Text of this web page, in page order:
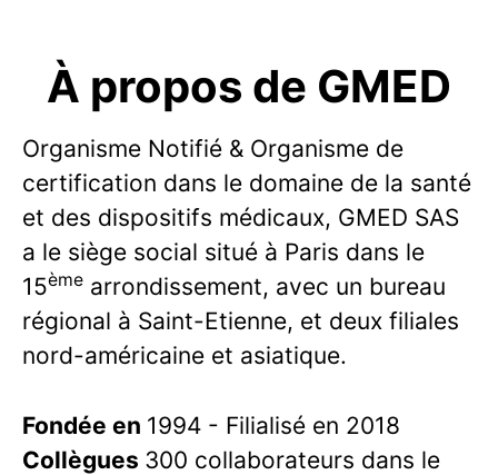
À propos de GMED
Organisme Notifié & Organisme de
certification dans le domaine de la santé
et des dispositifs médicaux, GMED SAS
a le siège social situé à Paris dans le
15ème arrondissement, avec un bureau
régional à Saint-Etienne, et deux filiales
nord-américaine et asiatique.
Fondée en 1994 - Filialisé en 2018
Collègues 300 collaborateurs dans le